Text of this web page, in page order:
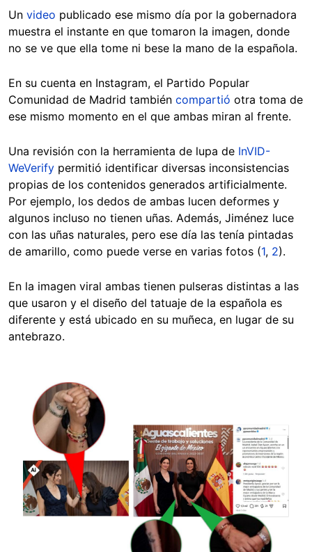
Un video publicado ese mismo día por la gobernadora
muestra el instante en que tomaron la imagen, donde
no se ve que ella tome ni bese la mano de la española.
En su cuenta en Instagram, el Partido Popular
Comunidad de Madrid también compartió otra toma de
ese mismo momento en el que ambas miran al frente.
Una revisión con la herramienta de lupa de InVID-
WeVerify permitió identificar diversas inconsistencias
propias de los contenidos generados artificialmente.
Por ejemplo, los dedos de ambas lucen deformes y
algunos incluso no tienen uñas. Además, Jiménez luce
con las uñas naturales, pero ese día las tenía pintadas
de amarillo, como puede verse en varias fotos (1, 2).
En la imagen viral ambas tienen pulseras distintas a las
que usaron y el diseño del tatuaje de la española es
diferente y está ubicado en su muñeca, en lugar de su
antebrazo.